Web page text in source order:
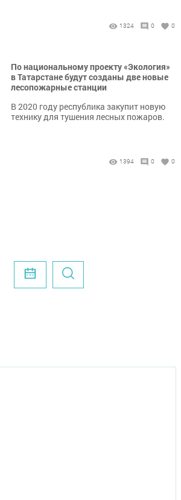
1324 0 0
По национальному проекту «Экология»
в Татарстане будут созданы две новые
лесопожарные станции
В 2020 году республика закупит новую
технику для тушения лесных пожаров.
1394 0 0